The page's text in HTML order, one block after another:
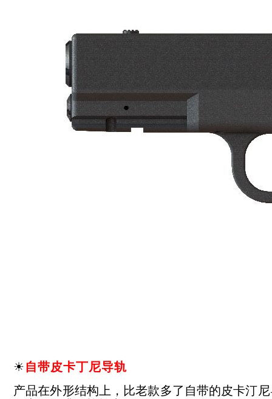
☀自带皮卡丁尼导轨
产品在外形结构上，比老款多了自带的皮卡汀